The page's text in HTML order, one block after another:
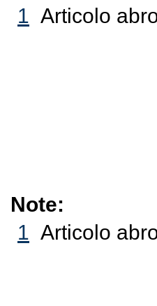
1 Articolo
Note:
1 Articolo